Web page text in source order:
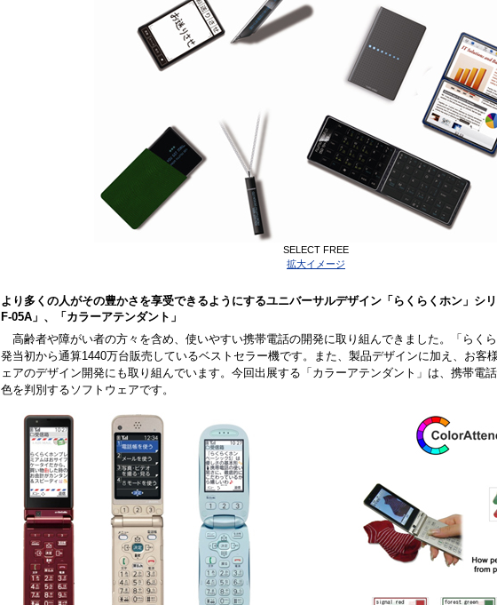
SELECT FREE
拡大イメージ
より多くの人がその豊かさを享受できるようにするユニバーサルデザイン「らくらくホン」シ
F-05A」、「カラーアテンダント」
高齢者や障がい者の方々を含め、使いやすい携帯電話の開発に取り組んできました。「らく
発当初から通算1440万台販売しているベストセラー機です。また、製品デザインに加え、お客
ェアのデザイン開発にも取り組んでいます。今回出展する「カラーアテンダント」は、携帯電
色を判別するソフトウェアです。